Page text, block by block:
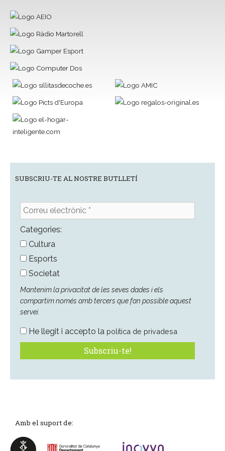
SUBSCRIU-TE AL NOSTRE BUTLLETÍ
Correu
electrònic
*Categories:
Cultura
Esports
Societat
Mantenim la privacitat de les seves dades i els
compartim només amb tercers que fan possible aquest
servei.
He llegit i accepto la política de privadesa
Amb el suport de: